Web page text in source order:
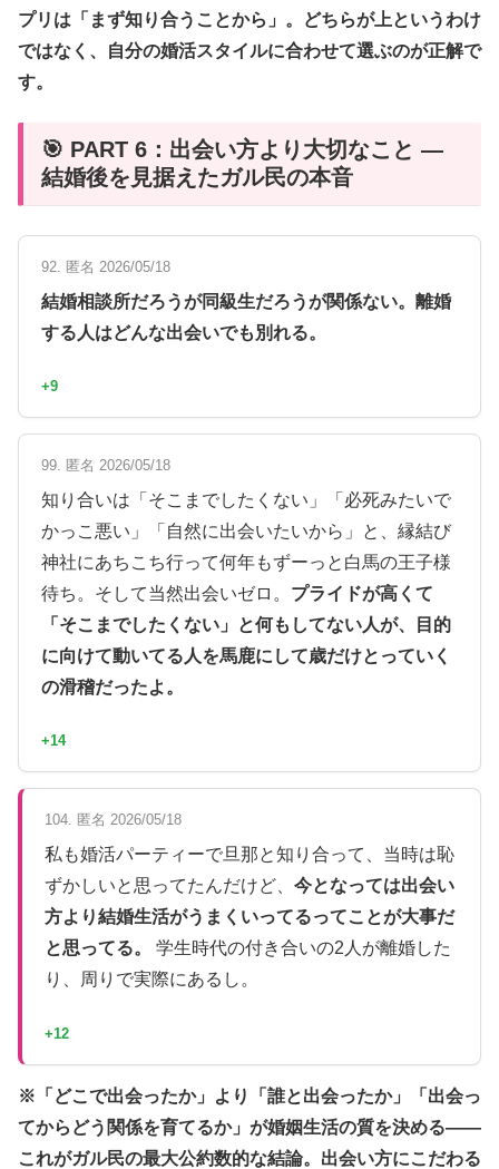
プリは「まず知り合うことから」。どちらが上というわけ
ではなく、自分の婚活スタイルに合わせて選ぶのが正解で
す。
🎯 PART 6：出会い方より大切なこと —
結婚後を見据えたガル民の本音
92. 匿名 2026/05/18
結婚相談所だろうが同級生だろうが関係ない。離婚
する人はどんな出会いでも別れる。
+9
99. 匿名 2026/05/18
知り合いは「そこまでしたくない」「必死みたいで
かっこ悪い」「自然に出会いたいから」と、縁結び
神社にあちこち行って何年もずーっと白馬の王子様
待ち。そして当然出会いゼロ。 プライドが高くて
「そこまでしたくない」と何もしてない人が、目的
に向けて動いてる人を馬鹿にして歳だけとっていく
の滑稽だったよ。
+14
104. 匿名 2026/05/18
私も婚活パーティーで旦那と知り合って、当時は恥
ずかしいと思ってたんだけど、 今となっては出会い
方より結婚生活がうまくいってるってことが大事だ
と思ってる。
学生時代の付き合いの2人が離婚した
り、周りで実際にあるし。
+12
※「どこで出会ったか」より「誰と出会ったか」「出会っ
てからどう関係を育てるか」が婚姻生活の質を決める——
これがガル民の最大公約数的な結論。出会い方にこだわる